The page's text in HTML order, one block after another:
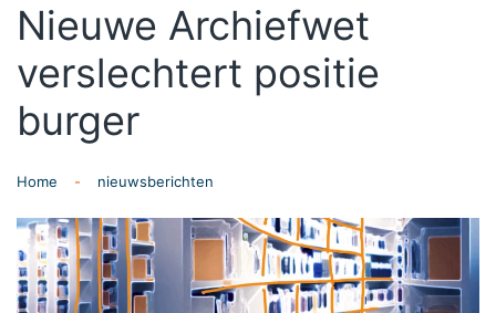
Nieuwe Archiefwet
verslechtert positie
burger
Home nieuwsberichten